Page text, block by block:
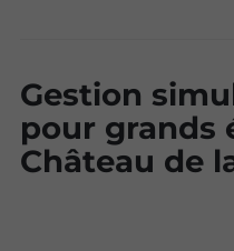
Gestion
pour grands
Château de